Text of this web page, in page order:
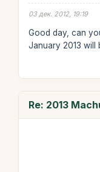
03 дек. 2012, 19:19
Good day, can
January 2013 will
Re: 2013